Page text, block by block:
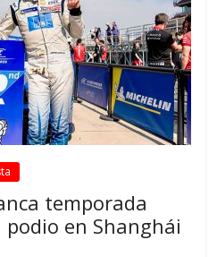
temporada
podio en Shanghái